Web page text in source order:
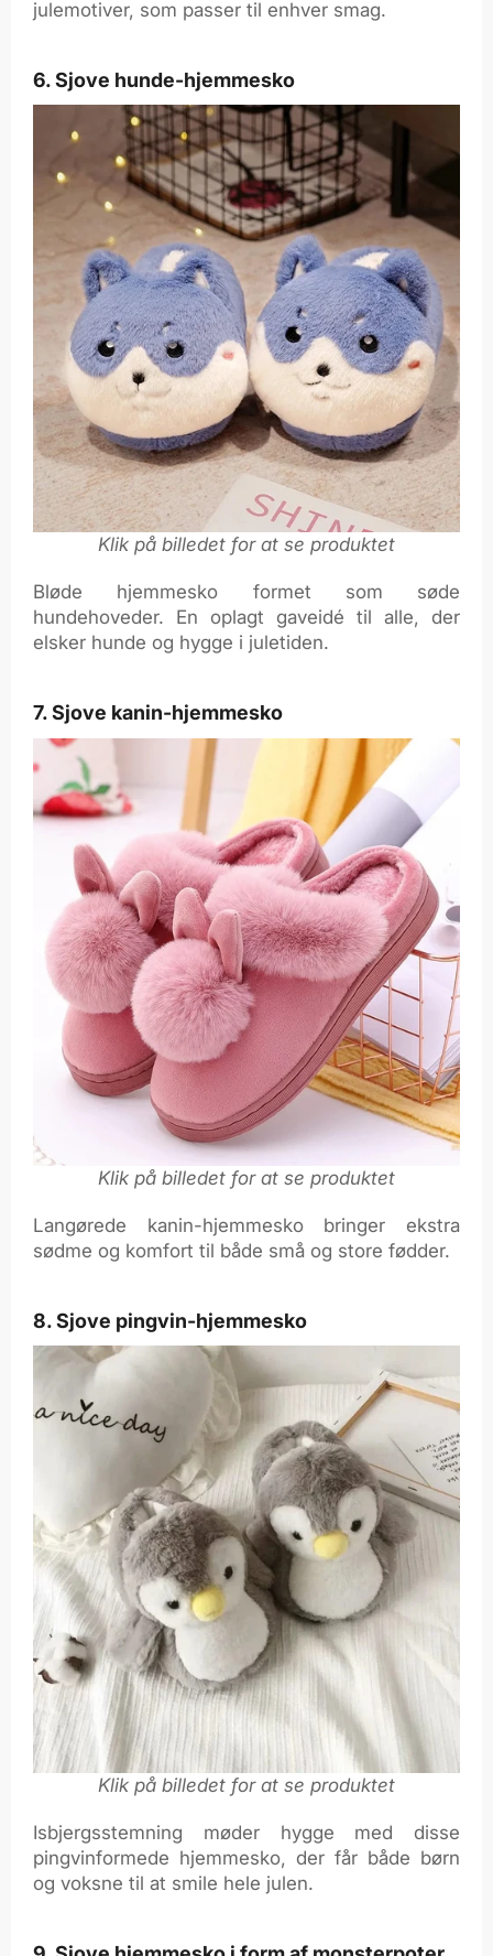
julemotiver, som passer til enhver smag.
6. Sjove hunde-hjemmesko
Klik på billedet for at se produktet
Bløde hjemmesko formet som søde
hundehoveder. En oplagt gaveidé til alle, der
elsker hunde og hygge i juletiden.
7. Sjove kanin-hjemmesko
Klik på billedet for at se produktet
Langørede kanin-hjemmesko bringer ekstra
sødme og komfort til både små og store fødder.
8. Sjove pingvin-hjemmesko
Klik på billedet for at se produktet
Isbjergsstemning møder hygge med disse
pingvinformede hjemmesko, der får både børn
og voksne til at smile hele julen.